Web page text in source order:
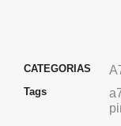
CATEGORIAS
Tags